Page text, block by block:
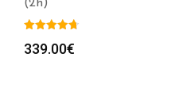
Tropez (1h30)
339.00€